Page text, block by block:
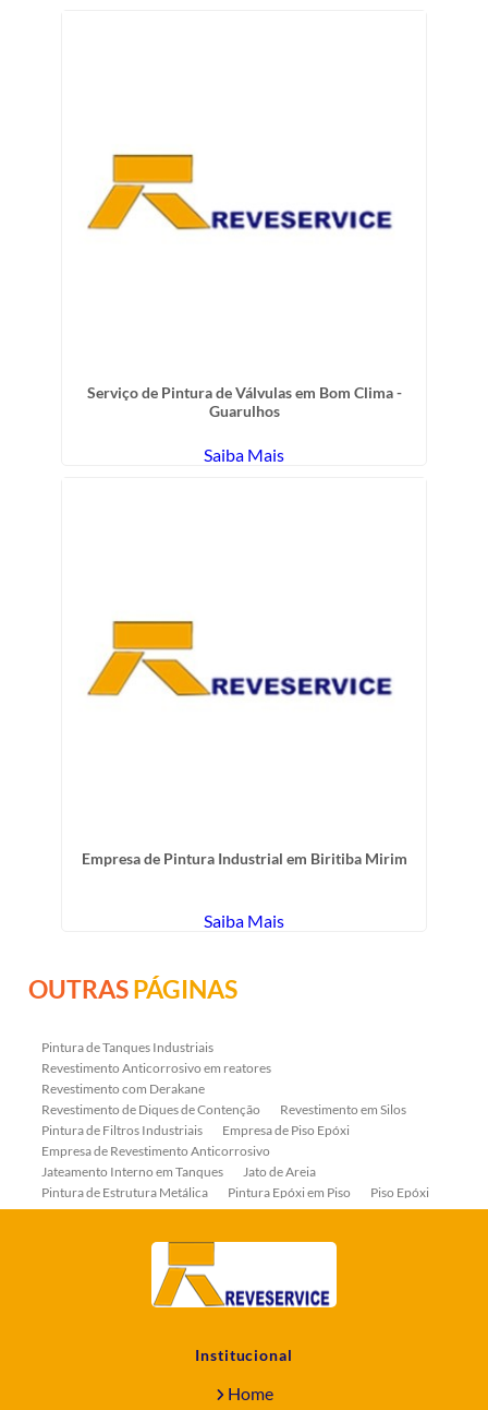
Serviço de Pintura de Válvulas em Bom Clima -
Guarulhos
Saiba Mais
Empresa de Pintura Industrial em Biritiba Mirim
Saiba Mais
OUTRASPÁGINAS
Pintura de Tanques Industriais
Revestimento Anticorrosivo em reatores
Revestimento com Derakane
Revestimento de Diques de Contenção
Revestimento em Silos
Pintura de Filtros Industriais
Empresa de Piso Epóxi
Empresa de Revestimento Anticorrosivo
Jateamento Interno em Tanques
Jato de Areia
Pintura de Estrutura Metálica
Pintura Epóxi em Piso
Piso Epóxi
Piso Epóxi Autonivelante
Revestimento E-coat em Serpentinas
Revestimentos Anticorrosivos em Trocadores de Calor
Revestimentos em Tanques
Revestimentos Fenólicos
Empresa Jateamento Abrasivo
Jateamento Abrasivo
Jateamento Abrasivo em Bombas
Jateamento Abrasivo Industrial
Institucional
Home